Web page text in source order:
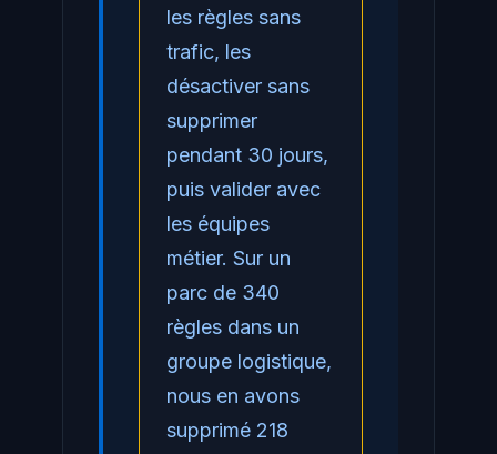
les règles sans
trafic, les
désactiver sans
supprimer
pendant 30 jours,
puis valider avec
les équipes
métier. Sur un
parc de 340
règles dans un
groupe logistique,
nous en avons
supprimé 218